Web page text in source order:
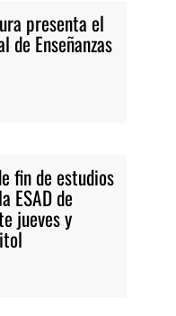
presenta el
de Enseñanzas
fin de estudios
ESAD de
jueves y